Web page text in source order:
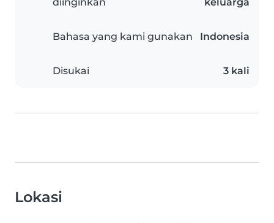
Bahasa yang kami gunakan Indonesia
Disukai 3 kali
Lokasi